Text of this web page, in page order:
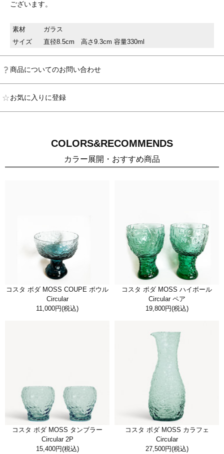
ございます。
素材
ガラス
サイズ
直径8.5cm 高さ9.3cm 容量330ml
商品についてのお問い合わせ
お気に入りに登録
COLORS&RECOMMENDS
カラー展開・おすすめ商品
コスタ ボダ MOSS COUPE ボウル
Circular
11,000円(税込)
コスタ ボダ MOSS ハイボール
Circular ペア
19,800円(税込)
コスタ ボダ MOSS タンブラー
Circular 2P
15,400円(税込)
コスタ ボダ MOSS カラフェ
Circular
27,500円(税込)